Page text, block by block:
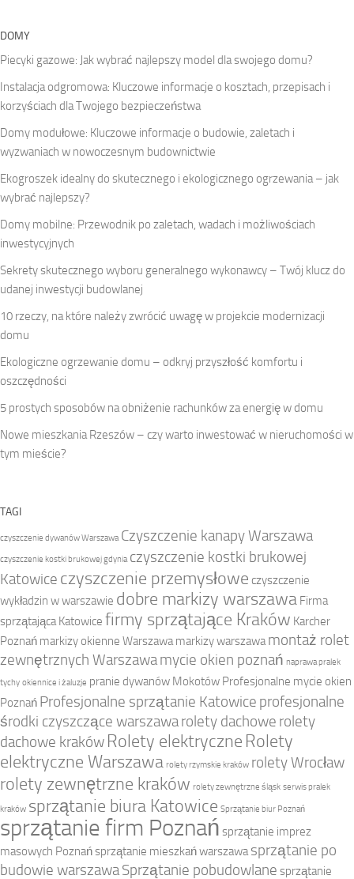
DOMY
Piecyki gazowe: Jak wybrać najlepszy model dla swojego domu?
Instalacja odgromowa: Kluczowe informacje o kosztach, przepisach i
korzyściach dla Twojego bezpieczeństwa
Domy modułowe: Kluczowe informacje o budowie, zaletach i
wyzwaniach w nowoczesnym budownictwie
Ekogroszek idealny do skutecznego i ekologicznego ogrzewania – jak
wybrać najlepszy?
Domy mobilne: Przewodnik po zaletach, wadach i możliwościach
inwestycyjnych
Sekrety skutecznego wyboru generalnego wykonawcy – Twój klucz do
udanej inwestycji budowlanej
10 rzeczy, na które należy zwrócić uwagę w projekcie modernizacji
domu
Ekologiczne ogrzewanie domu – odkryj przyszłość komfortu i
oszczędności
5 prostych sposobów na obniżenie rachunków za energię w domu
Nowe mieszkania Rzeszów – czy warto inwestować w nieruchomości w
tym mieście?
TAGI
czyszczenie dywanów Warszawa Czyszczenie kanapy Warszawa
czyszczenie kostki brukowej gdynia czyszczenie kostki brukowej
Katowice czyszczenie przemysłowe czyszczenie
wykładzin w warszawie dobre markizy warszawa Firma
sprzątająca Katowice firmy sprzątające Kraków Karcher
Poznań markizy okienne Warszawa markizy warszawa montaż rolet
zewnętrznych Warszawamycie okien poznań naprawa pralek
tychy okiennice i żaluzje pranie dywanów Mokotów Profesjonalne mycie okien
Poznań Profesjonalne sprzątanie Katowice profesjonalne
środki czyszczące warszawarolety dachowe rolety
dachowe kraków Rolety elektryczne Rolety
elektryczne Warszawa rolety rzymskie kraków rolety Wrocław
rolety zewnętrzne kraków rolety zewnętrzne śląsk serwis pralek
kraków sprzątanie biura Katowice Sprzątanie biur Poznań
sprzątanie firm Poznań sprzątanie imprez
masowych Poznańsprzątanie mieszkań warszawa sprzątanie po
budowie warszawaSprzątanie pobudowlane sprzątanie